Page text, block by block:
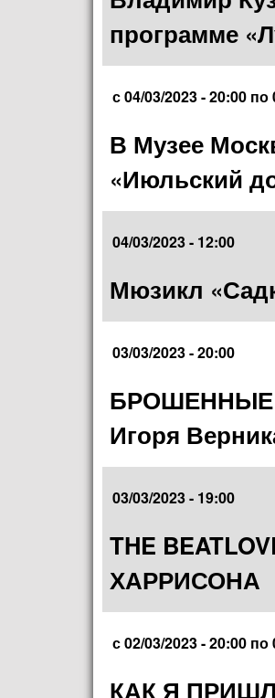
программе
с04/03/2023 - 20:00 по
В Музее
«Июльский
04/03/2023 - 12:00
Мюзикл
03/03/2023 - 20:00
БРОШЕННЫЕ
Игоря
03/03/2023 - 19:00
THE
ХАРРИСОНА
с02/03/2023 - 20:00 по
КАК Я